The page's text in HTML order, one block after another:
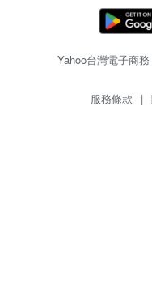
Yahoo台灣電子商
服務條款 |